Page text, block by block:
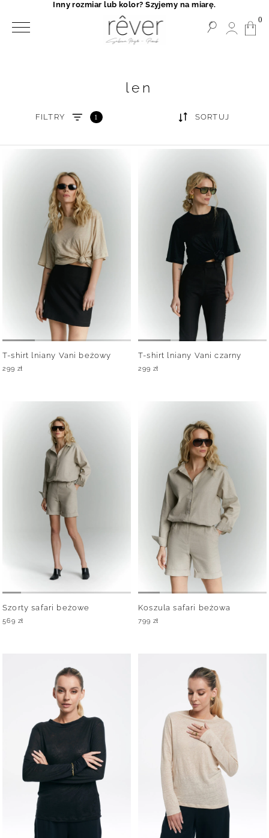
len
FILTRY 1 SORTUJ
T-shirt lniany Vani beżowy
299 zł
T-shirt lniany Vani czarny
299 zł
Szorty safari beżowe
569 zł
Koszula safari beżowa
799 zł
0
Inny rozmiar lub kolor? Szyjemy na miarę.